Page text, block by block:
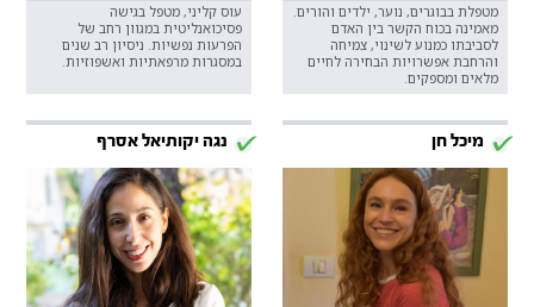
מטפלת בבוגרים, נוער, ילדים והורים.
מאמינה בכוח הקשר בין האדם
לסביבתו כמנוע לשינוי, צמיחה
והרחבת אפשרויות הבחירה לחיים
מלאים ומספקים.
עוס קליני, מטפל בגישה
פסיכואנליטית במגוון רחב של
הפרעות נפשיות. ניסיון רב שנים
במסגרות מרפאתיות ואשפוזיות.
מיכל חן נגה יקותיאל אסרף